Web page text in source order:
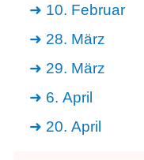
10. Februar
28. März
29. März
6. April
20. April